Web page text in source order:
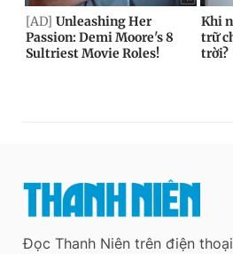
Đọc Thanh Niên trên điện thoại